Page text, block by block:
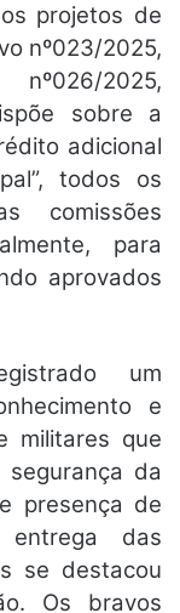
projetos de
nº023/2025,
2025,
sobre a
adicional
todos os
comissões
para
aprovados
um
e
militares que
da
presença de
das
se destacou
Os bravos